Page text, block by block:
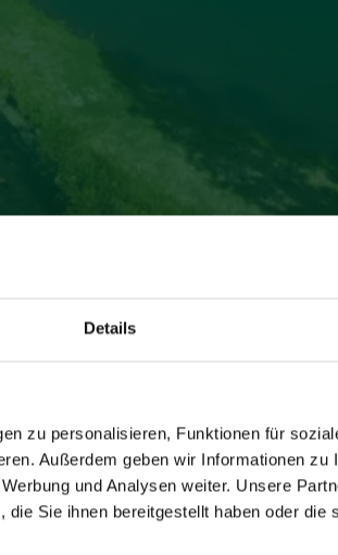
Details
zu personalisieren, Funktionen für
Außerdem geben wir Informationen zu
und Analysen weiter. Unsere
Sie ihnen bereitgestellt haben oder die
DI MEZZOCORONA WEGEN
GESCHLOSSEN
Monte di Mezzocorona ist wegen